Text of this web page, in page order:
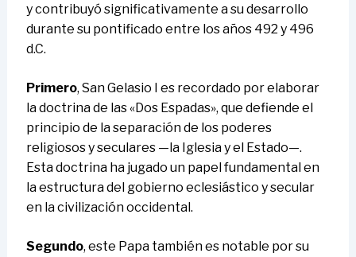
y contribuyó significativamente a su desarrollo
durante su pontificado entre los años 492 y 496
d.C.
Primero, San Gelasio I es recordado por elaborar
la doctrina de las «Dos Espadas», que defiende el
principio de la separación de los poderes
religiosos y seculares —la Iglesia y el Estado—.
Esta doctrina ha jugado un papel fundamental en
la estructura del gobierno eclesiástico y secular
en la civilización occidental.
Segundo, este Papa también es notable por su